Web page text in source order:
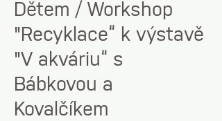
Dětem / Workshop
"Recyklace“ k výstavě
"V akváriu“ s
Bábkovou a
Kovalčíkem